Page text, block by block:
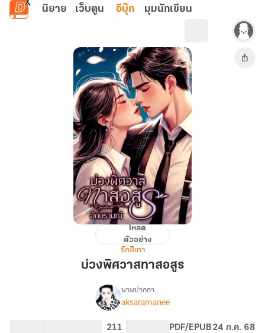
ข้ามไปยังเนื้อหาหลัก
นิยาย เว็บตูน อีบุ๊ก มุมนักเขียน
พิศวาส
ทาส
โหลด
ตัวอย่าง
รักสีเทา
บ่วงพิศวาสทาสอสูร
เรื่อง
นามปากกา
aksaramanee
211 PDF/EPUB24 ก.ค. 68